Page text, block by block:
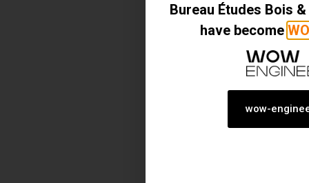
Bureau Études Bois
have become
wow-